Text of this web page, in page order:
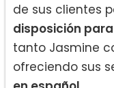
de sus clientes
disposición
tanto Jasmine
ofreciendo sus